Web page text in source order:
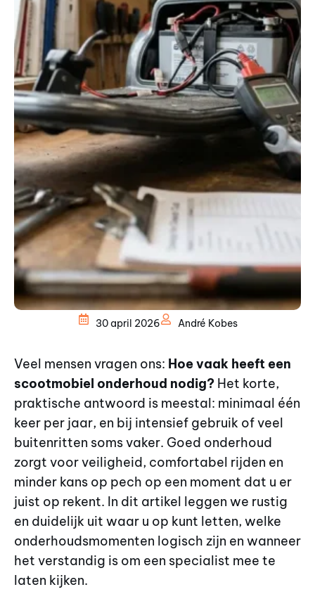
30 april 2026 André Kobes
Veel mensen vragen ons: Hoe vaak heeft een
scootmobiel onderhoud nodig? Het korte,
praktische antwoord is meestal: minimaal één
keer per jaar, en bij intensief gebruik of veel
buitenritten soms vaker. Goed onderhoud
zorgt voor veiligheid, comfortabel rijden en
minder kans op pech op een moment dat u er
juist op rekent. In dit artikel leggen we rustig
en duidelijk uit waar u op kunt letten, welke
onderhoudsmomenten logisch zijn en wanneer
het verstandig is om een specialist mee te
laten kijken.